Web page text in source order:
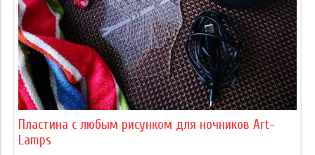
Пластина с любым рисунком для ночников Art-
Lamps